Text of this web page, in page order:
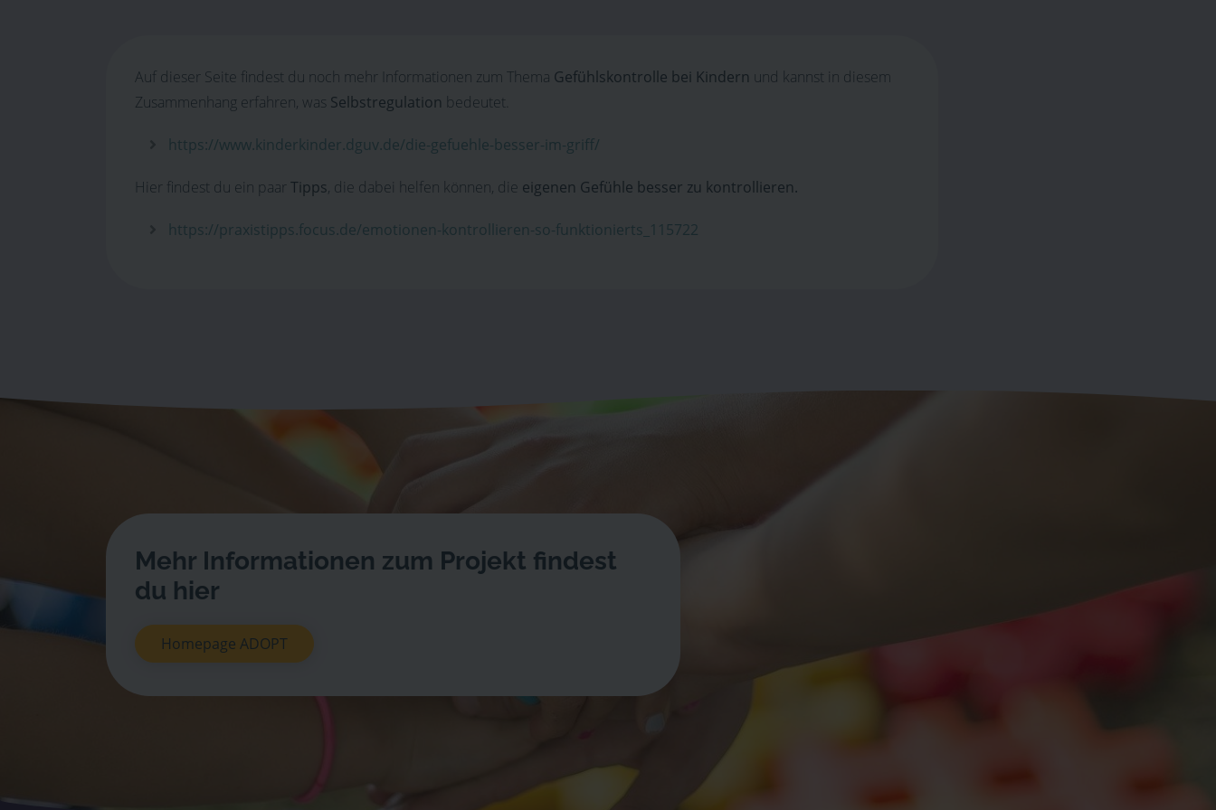
Auf dieser Seite findest du noch mehr Informationen zum Thema Gefühlskontrolle bei Kindern und kannst in diesem
Zusammenhang erfahren, was Selbstregulation bedeutet.
https://www.kinderkinder.dguv.de/die-gefuehle-besser-im-griff/
Hier findest du ein paar Tipps, die dabei helfen können, die eigenen Gefühle besser zu kontrollieren.
https://praxistipps.focus.de/emotionen-kontrollieren-so-funktionierts_115722
Mehr Informationen zum Projekt findest
du hier
Homepage ADOPT